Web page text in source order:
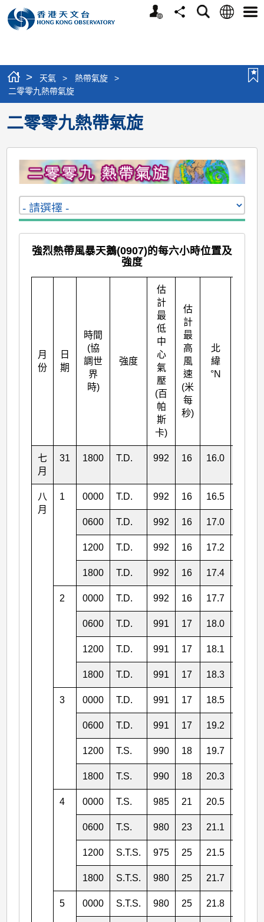
個
分
搜
語
選
> 天氣 > 熱帶氣旋
>
二零零九熱帶氣旋
二零零九熱帶氣旋
強烈熱帶風暴天鵝(0907)的每六小時位置及
強度
月
份
日
期
時間
(協
調世
界
時)
強度
估
計
最
低
中
心
氣
壓
(百
帕
斯
卡)
估
計
最
高
風
速
(米
每
秒)
北
緯
°N
七
月
31 1800 T.D. 992 16 16.0
八
月
1 0000 T.D. 992 16 16.5
0600 T.D. 992 16 17.0
1200 T.D. 992 16 17.2
1800 T.D. 992 16 17.4
2 0000 T.D. 992 16 17.7
0600 T.D. 991 17 18.0
1200 T.D. 991 17 18.1
1800 T.D. 991 17 18.3
3 0000 T.D. 991 17 18.5
0600 T.D. 991 17 19.2
1200 T.S. 990 18 19.7
1800 T.S. 990 18 20.3
4 0000 T.S. 985 21 20.5
0600 T.S. 980 23 21.1
1200 S.T.S. 975 25 21.5
1800 S.T.S. 980 25 21.7
5 0000 S.T.S. 980 25 21.8